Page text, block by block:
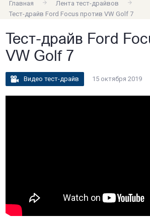
Главная
Лента тест-драйвов
Тест-драйв Ford Focus против VW Golf 7
Тест-драйв Ford
VW Golf 7
Видео тест-драйв 15 октября 2019